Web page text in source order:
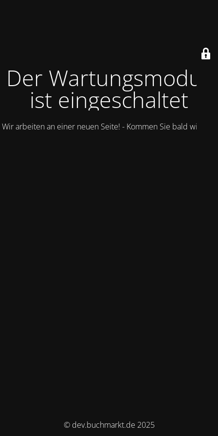
Der Wartungsmodus
ist eingeschaltet
Wir arbeiten an einer neuen Seite! - Kommen Sie bald wieder.
© dev.buchmarkt.de 2025